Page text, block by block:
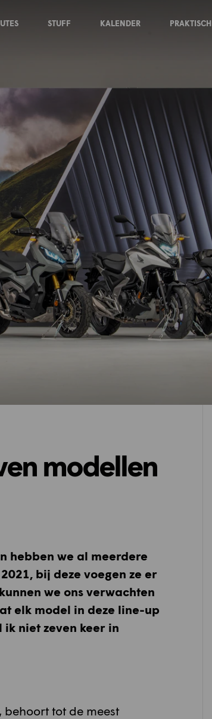
STUFF KALENDER PRAKTISCH
modellen
hebben we al meerdere
bij deze voegen ze er
we ons verwachten
elk model in deze line-up
ik niet zeven keer in
behoort tot de meest